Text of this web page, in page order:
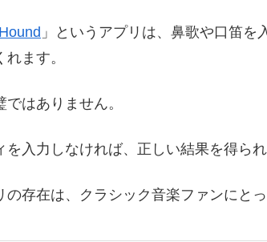
」というアプリは、鼻歌や口笛
ます。
はありません。
入力しなければ、正しい結果を得ら
の存在は、クラシック音楽ファンにと